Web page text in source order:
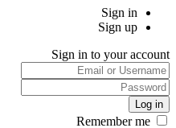
Sign in
Sign up
Sign in to your account